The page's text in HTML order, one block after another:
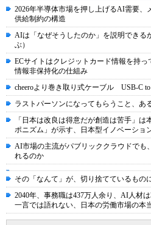
2026年半導体市場を押し上げるAI需要、
供給制約の構造
AIは「なぜそうしたのか」を説明でき
ぶ）
ECサイトはクレジットカード情報を持
情報非保持化の仕組み
cheeroより巻き取り式ケーブル USB-C to
ラストパーソンになってもらうこと、あ
「日本は改良は得意だが創造は苦手」
ポニズム」が示す、日本型イノベーショ
AI市場の主流がパブリッククラウドでも
れるのか
その「なんて」が、切り捨てているもの
2040年、事務職は437万人余り、AI人材
一言では語れない、日本の労働市場の本